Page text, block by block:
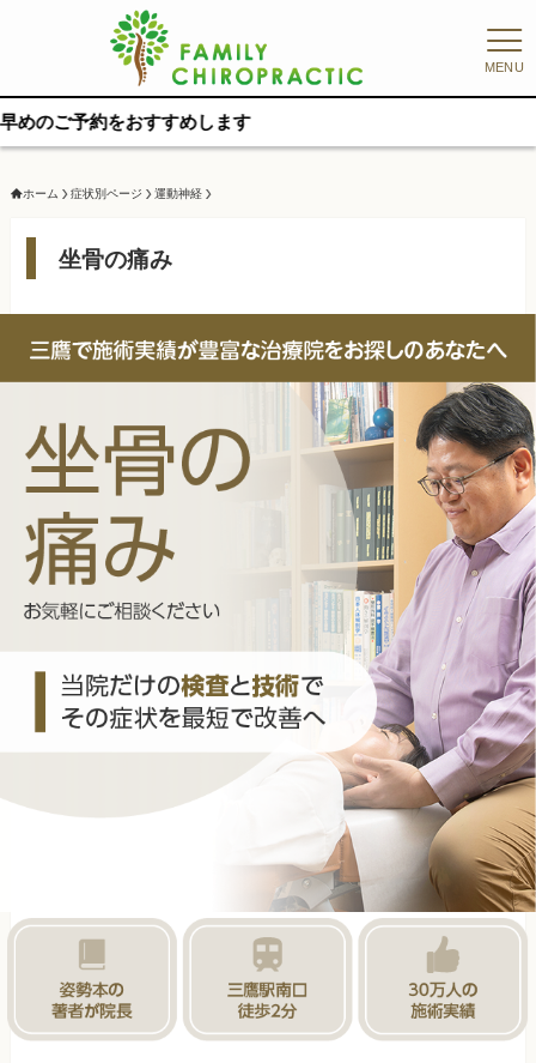
MENU
すめします
ホーム 症状別ページ 運動神経
坐骨の痛み